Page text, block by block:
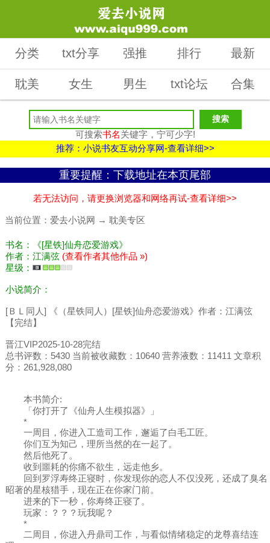
分类 txt分享 强推 排行 最新
耽美 女生 男生 txt论坛 合集
可搜索书名关键字，宁可少字!
推荐：小说书友互动分享网-查看详细>>
重要提醒：下载地址在本页尾部
若无法访问，请更换浏览器和网络再试-查看详细>>
当前位置： 爱去小说网 → 耽美专区
书名：《[星铁]仙舟恋爱游戏》
作者：江满弦 (查看作者其他作品 »)
星级：
小说简介：
[ＢＬ同人] 《（星铁同人）[星铁]仙舟恋爱游戏》作者：江满弦
【完结】
晋江VIP2025-10-28完结
总书评数：5430 当前被收藏数：10640 营养液数：11411 文章积
分：261,928,080
本书简介:
「你打开了《仙舟人生模拟器》」
*
一周目，你进入工造司工作，邂逅了白毛工匠。
你们互为知己，理所当然的在一起了。
然后他死了。
收到噩耗的你痛不欲生，远走他乡。
回到罗浮寿终正寝时，你发现你的恋人不仅没死，还成了臭名
昭著的星核猎手，现在正在你家门前。
进来的下一秒，你寿终正寝了。
玩家：？？？玩我呢？
*
二周目，你进入丹鼎司工作，与看似情绪稳定的龙尊喜结连